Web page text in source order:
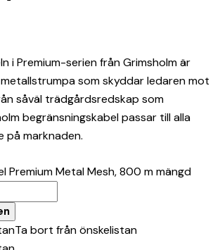
i Premium-serien från Grimsholm är
som skyddar ledaren mot
såväl trädgårdsredskap som
begränsningskabel passar till alla
på marknaden.
Premium Metal Mesh, 800 m mängd
Ta bort från önskelistan